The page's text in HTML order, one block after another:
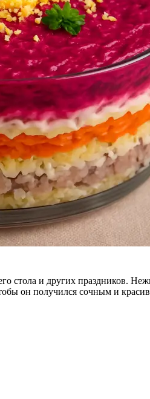
стола и других праздников.
он получился сочным и